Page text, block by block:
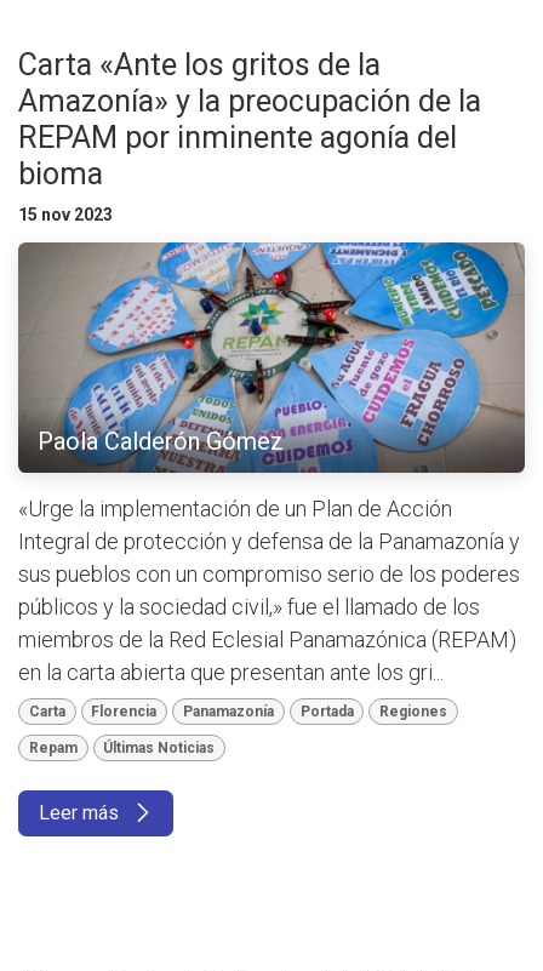
Carta «Ante los gritos de la
Amazonía» y la preocupación de la
REPAM por inminente agonía del
bioma
15 nov 2023
Paola Calderón Gómez
«Urge la implementación de un Plan de Acción
Integral de protección y defensa de la Panamazonía y
sus pueblos con un compromiso serio de los poderes
públicos y la sociedad civil,» fue el llamado de los
miembros de la Red Eclesial Panamazónica (REPAM)
en la carta abierta que presentan ante los gri...
Carta Florencia Panamazonía Portada Regiones
Repam Últimas Noticias
Leer más